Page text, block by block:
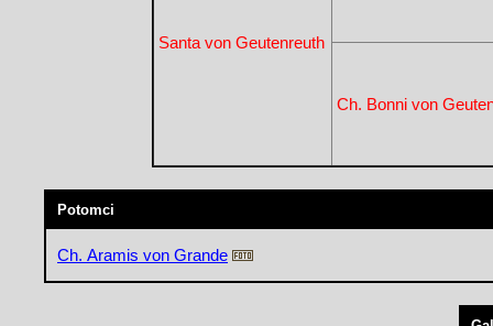
Santa von Geutenreuth
Ch. Bonni von
Potomci
Ch. Aramis von Grande